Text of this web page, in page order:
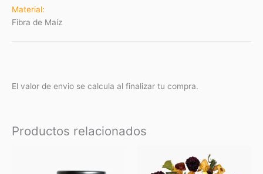
Material:
Fibra de Maíz
El valor de envio se calcula al finalizar tu compra.
Productos relacionados